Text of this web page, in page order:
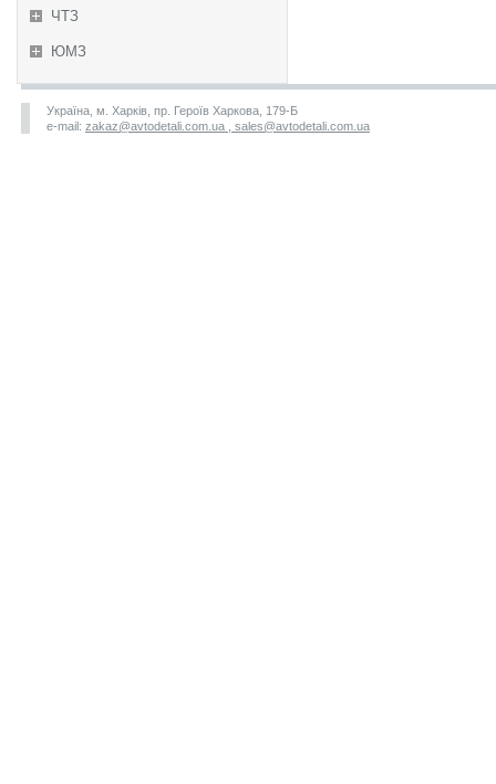
ЧТЗ
ЮМЗ
Україна, м. Харків, пр. Героїв Харкова, 179-Б
e-mail: zakaz@avtodetali.com.ua , sales@avtodetali.com.ua